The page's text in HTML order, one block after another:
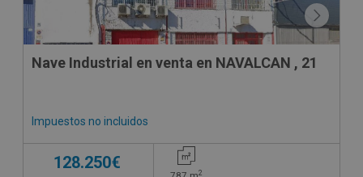
Nave Industrial en venta en NAVALCAN , 21
Impuestos no incluidos
128.250€
2